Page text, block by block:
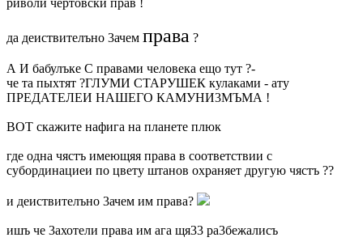
риволи чертовски прав !
да деиствителъно 3ачем права ?
А И бабулъке С правами человека ещо тут ?-
че та пыхтят ?ГЛУМИ СТАРУШЕК кулаками - ату
ПРЕДАТЕЛЕИ НАШЕГО КАМУНИ3МЪМА !
ВОТ скажите нафига на планете плюк
где одна чястъ имеющяя права в соответствии с
субординациеи по цвету штанов охраняет другую чястъ ??
и деиствителъно 3ачем им права?
ишъ че 3ахотели права им ага щя33 ра3бежалисъ